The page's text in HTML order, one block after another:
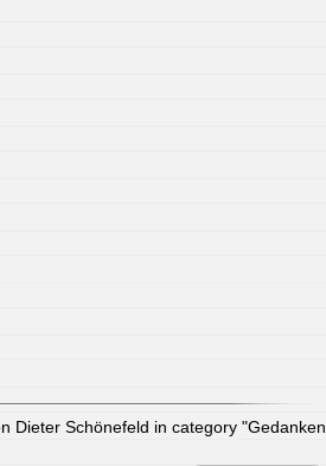
Dieter Schönefeld in category "Gedanken